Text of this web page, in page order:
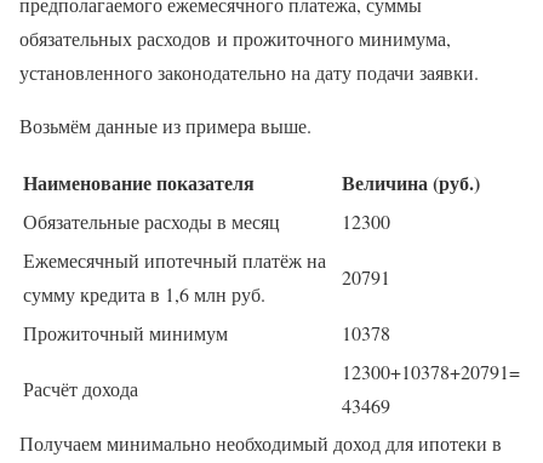
обязательных расходов и прожиточного минимума,
установленного законодательно на дату подачи заявки.
Возьмём данные из примера выше.
Наименование показателя Величина (руб.)
Обязательные расходы в месяц
12300
Ежемесячный ипотечный платёж на
сумму кредита в 1,6 млн руб.
20791
Прожиточный минимум 10378
Расчёт дохода
12300+10378+20791=
43469
Получаем минимально необходимый доход для ипотеки в